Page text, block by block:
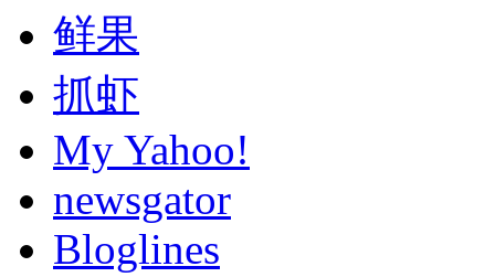
鲜果
抓虾
My Yahoo!
newsgator
Bloglines